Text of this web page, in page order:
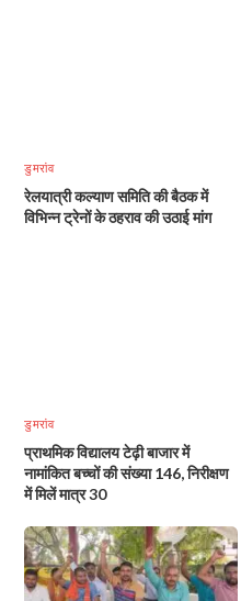
डुमरांव
रेलयात्री कल्याण समिति की बैठक में
विभिन्न ट्रेनों के ठहराव की उठाई मांग
डुमरांव
प्राथमिक विद्यालय टेढ़ी बाजार में
नामांकित बच्चों की संख्या 146, निरीक्षण
में मिलें मात्र 30